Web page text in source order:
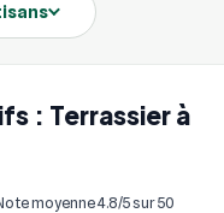
: Terrassier à
moyenne 4.8/5 sur 50